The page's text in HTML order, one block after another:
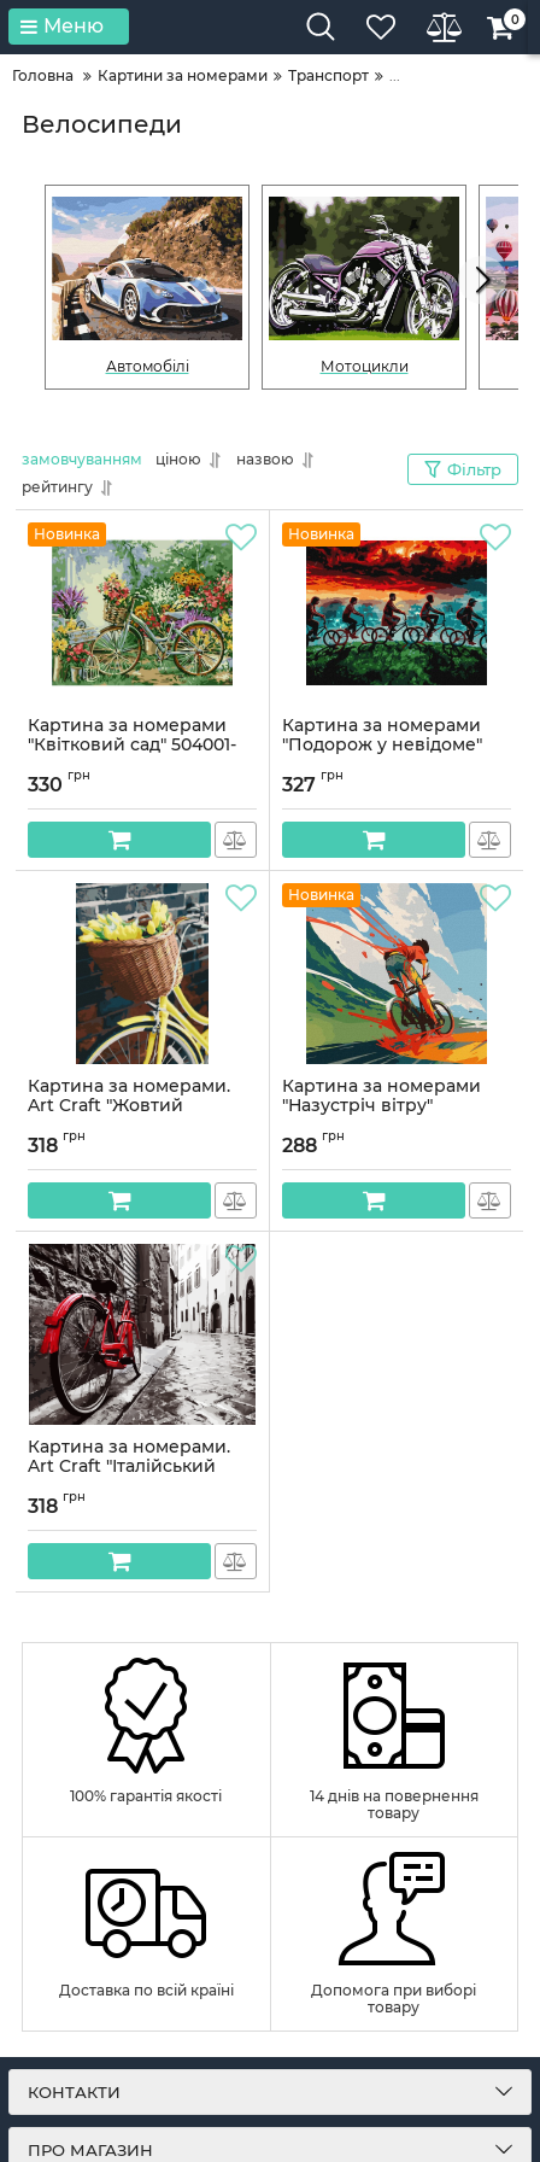
Меню 0
Головна Картини за номерами Транспорт ...
Велосипеди
Автомобілі Мотоцикли
замовчуванням ціною
назвою
рейтингу
Фільтр
Новинка
Картина за номерами
"Квітковий сад" 504001-
Артикул:
330 грн
Новинка
Картина за номерами
"Подорож у невідоме"
Артикул:
327 грн
Картина за номерами.
Art Craft "Жовтий
AC
Артикул:13112-AC
318 грн
Новинка
Картина за номерами
"Назустріч вітру"
Артикул:
288 грн
Картина за номерами.
Art Craft "Італійський
Артикул:
318 грн
100% гарантія якості
14 днів на повернення
товару
Доставка по всій країні
Допомога при виборі
товару
КОНТАКТИ
ПРО МАГАЗИН